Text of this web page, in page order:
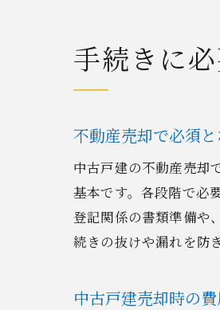
手続きに
不動産売却で必須
中古戸建の不動産売却
基本です。各段階で必
登記関係の書類準備や
続きの抜けや漏れを防
中古戸建売却時の